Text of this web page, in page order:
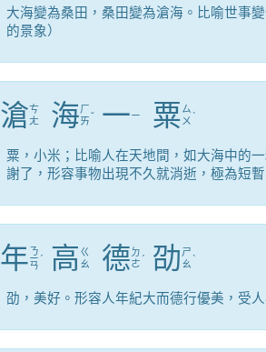
大海變為桑田，桑田變為滄海。比喻世事
的景象）
滄ㄘ
ㄤ
海ㄏ
ㄞˇ 一ㄧ 粟ㄙ
ㄨ ˋ
粟，小米；比喻人在天地間，如大海中的
謝了，形容事物出現不久就消逝，極為短暫
年ㄋ
ㄧ
ㄢ
ˊ 高 ㄍ
ㄠ
德 ㄉ
ㄜ ˊ 劭 ㄕ
ㄠˋ
劭，美好。形容人年紀大而德行優美，受